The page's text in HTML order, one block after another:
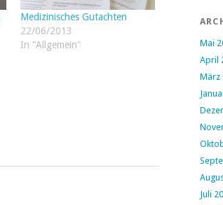
Medizinisches Gutachten
22/06/2013
In "Allgemein"
Mai
April
März
Juli